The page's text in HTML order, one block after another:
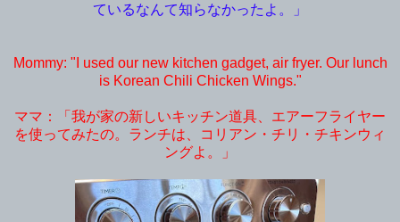
ているなんて知らなかったよ。」
Mommy: "I used our new kitchen gadget, air fryer. Our lunch
is Korean Chili Chicken Wings."
ママ：「我が家の新しいキッチン道具、エアーフライヤー
を使ってみたの。ランチは、コリアン・チリ・チキンウィ
ングよ。」